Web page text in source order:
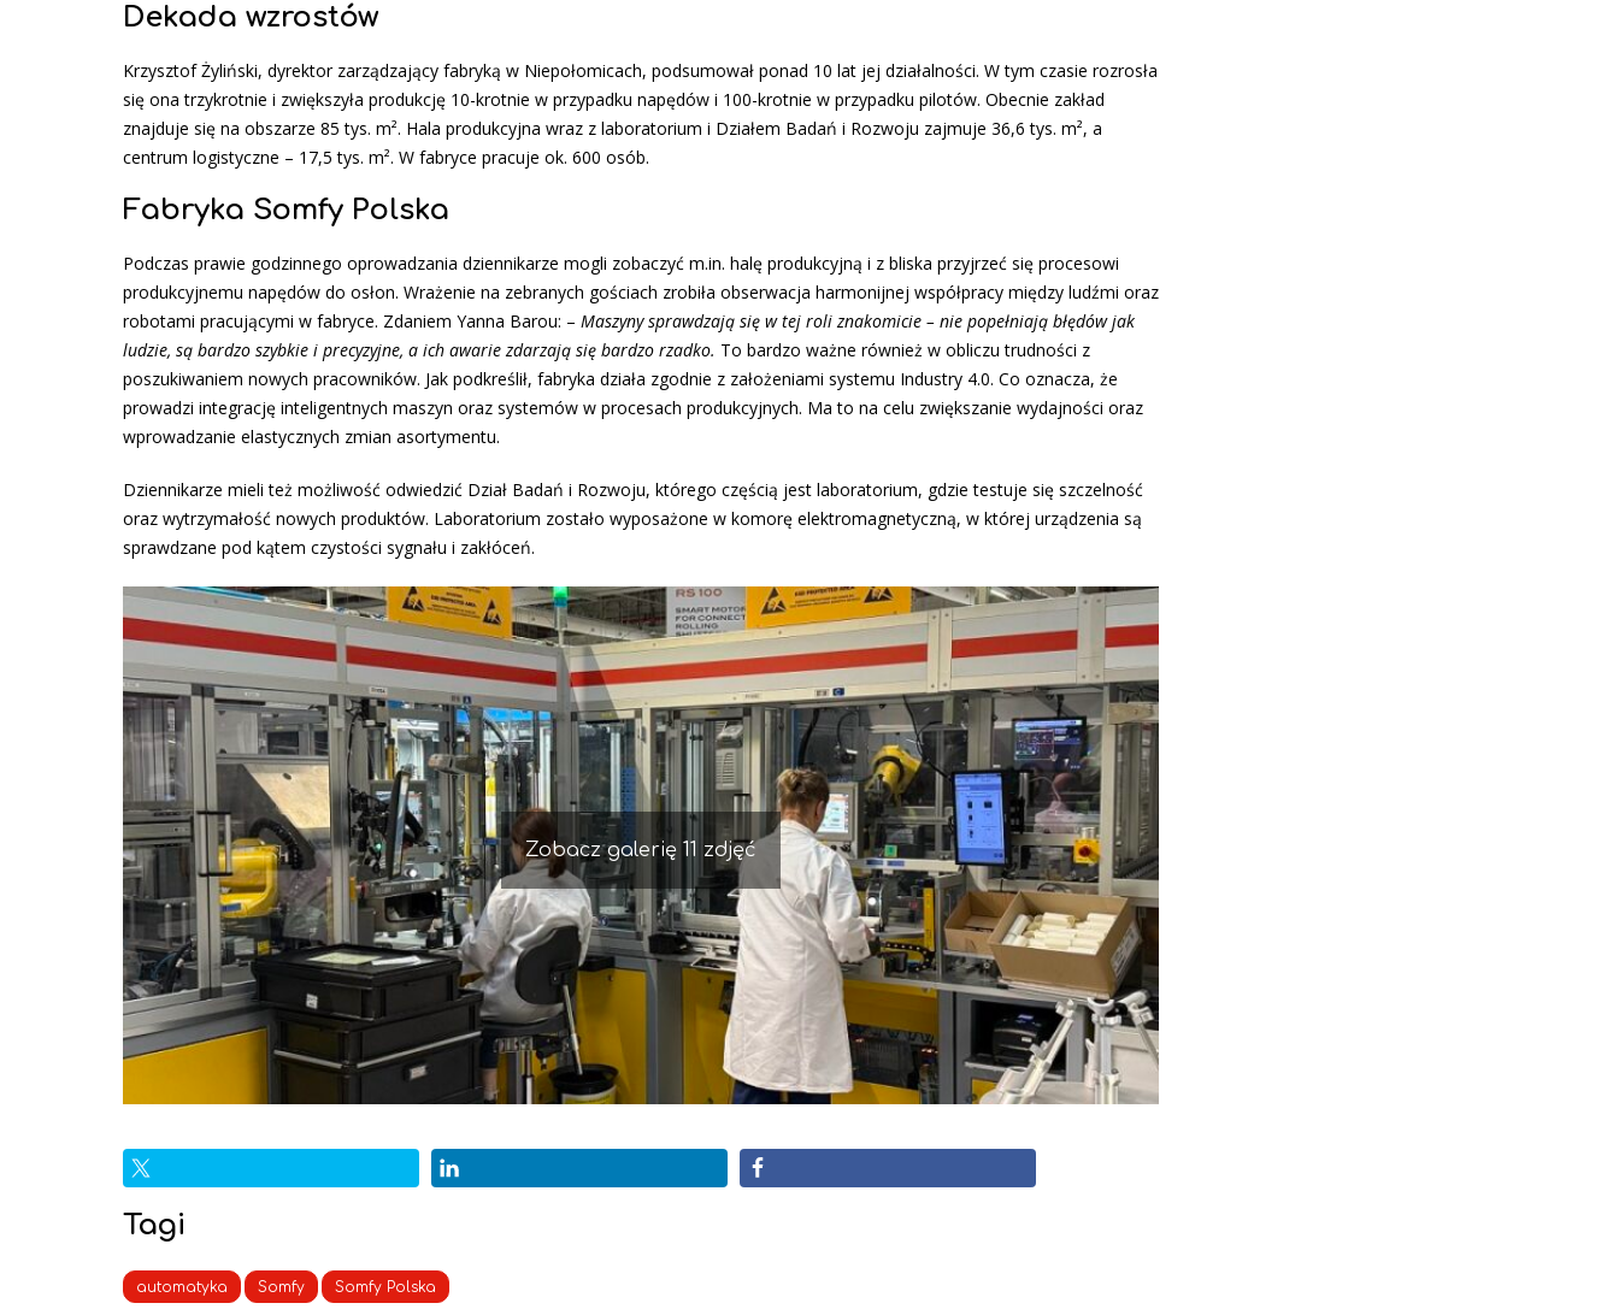
Dekada wzrostów
Krzysztof Żyliński, dyrektor zarządzający fabryką w Niepołomicach, podsumował ponad 10 lat jej działalności. W tym czasie rozrosła
się ona trzykrotnie i zwiększyła produkcję 10-krotnie w przypadku napędów i 100-krotnie w przypadku pilotów. Obecnie zakład
znajduje się na obszarze 85 tys. m². Hala produkcyjna wraz z laboratorium i Działem Badań i Rozwoju zajmuje 36,6 tys. m², a
centrum logistyczne – 17,5 tys. m². W fabryce pracuje ok. 600 osób.
Fabryka Somfy Polska
Podczas prawie godzinnego oprowadzania dziennikarze mogli zobaczyć m.in. halę produkcyjną i z bliska przyjrzeć się procesowi
produkcyjnemu napędów do osłon. Wrażenie na zebranych gościach zrobiła obserwacja harmonijnej współpracy między ludźmi oraz
robotami pracującymi w fabryce. Zdaniem Yanna Barou: – Maszyny sprawdzają się w tej roli znakomicie – nie popełniają błędów jak
ludzie, są bardzo szybkie i precyzyjne, a ich awarie zdarzają się bardzo rzadko. To bardzo ważne również w obliczu trudności z
poszukiwaniem nowych pracowników. Jak podkreślił, fabryka działa zgodnie z założeniami systemu Industry 4.0. Co oznacza, że
prowadzi integrację inteligentnych maszyn oraz systemów w procesach produkcyjnych. Ma to na celu zwiększanie wydajności oraz
wprowadzanie elastycznych zmian asortymentu.
Dziennikarze mieli też możliwość odwiedzić Dział Badań i Rozwoju, którego częścią jest laboratorium, gdzie testuje się szczelność
oraz wytrzymałość nowych produktów. Laboratorium zostało wyposażone w komorę elektromagnetyczną, w której urządzenia są
sprawdzane pod kątem czystości sygnału i zakłóceń.
Zobacz galerię 11 zdjęć
Tagi
automatyka Somfy Somfy Polska